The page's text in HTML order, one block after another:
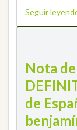
Seguir
Nota
de